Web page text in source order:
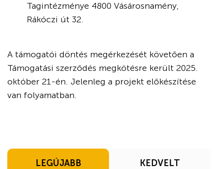
Tagintézménye 4800 Vásárosnamény,
Rákóczi út 32.
A támogatói döntés megérkezését követően a
Támogatási szerződés megkötésre került 2025.
október 21-én. Jelenleg a projekt előkészítése
van folyamatban.
LEGÚJABB KEDVELT